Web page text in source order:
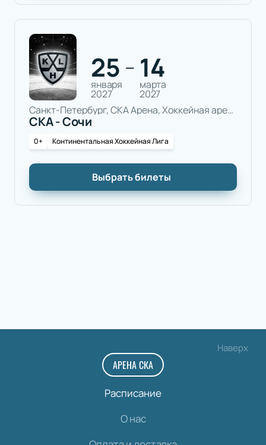
25
января
2027
— 14
марта
2027
Санкт-Петербург, СКА Арена, Хоккейная арена
СКА - Сочи
0+ Континентальная Хоккейная Лига
Выбрать билеты
Наверх
АРЕНА СКА
Расписание
О нас